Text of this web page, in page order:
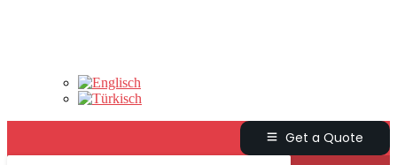
Get a Quote